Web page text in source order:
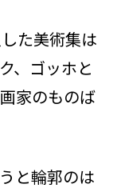
た美術集は
、ゴッホと
家のものば
と輪郭のは